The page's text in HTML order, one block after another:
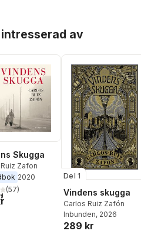
av
Skugga
Zafon
2020
5 stjärnor. Totalt antal röster:
(57)
Del 1
Vindens skugga
Carlos Ruiz Zafón
Inbunden, 2026
289 kr